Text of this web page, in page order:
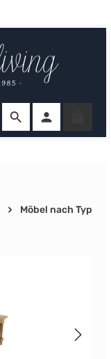
Möbel nach Typ